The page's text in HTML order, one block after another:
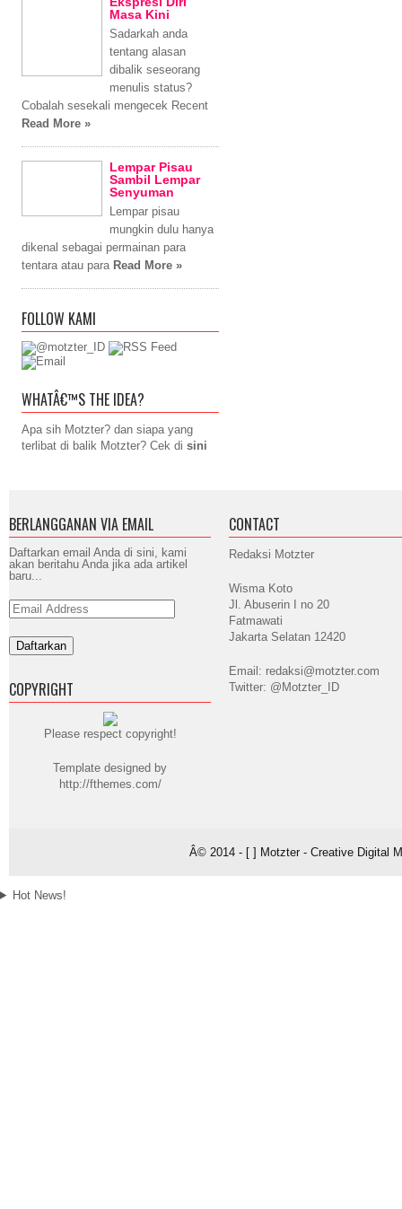
Masa Kini
Sadarkah anda
tentang alasan
dibalik seseorang
menulis status?
Cobalah sesekali mengecek Recent
Read More »
Lempar Pisau
Sambil Lempar
Senyuman
Lempar pisau
mungkin dulu hanya
dikenal sebagai permainan para
tentara atau para Read More »
FOLLOW KAMI
WHATÂ€™S THE IDEA?
Apa sih Motzter? dan siapa yang
terlibat di balik Motzter? Cek di sini
BERLANGGANAN VIA EMAIL
Daftarkan email Anda di sini, kami
akan beritahu Anda jika ada artikel
baru...
Email
Address
COPYRIGHT
Please respect copyright!
Template designed by
http://fthemes.com/
CONTACT
Redaksi Motzter
Wisma Koto
Jl. Abuserin I no 20
Fatmawati
Jakarta Selatan 12420
Email: redaksi@motzter.com
Twitter: @Motzter_ID
Â© 2014 - [ ] Motzter - Creative Digital
Hot News!